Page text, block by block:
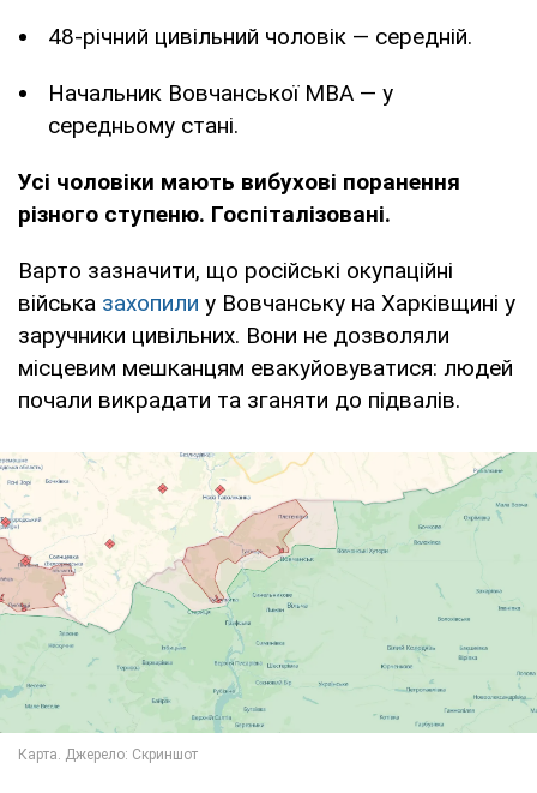
48-річний цивільний чоловік — середній.
Начальник Вовчанської МВА — у
середньому стані.
Усі чоловіки мають вибухові поранення
різного ступеню. Госпіталізовані.
Варто зазначити, що російські окупаційні
війська захопили у Вовчанську на Харківщині у
заручники цивільних. Вони не дозволяли
місцевим мешканцям евакуйовуватися: людей
почали викрадати та зганяти до підвалів.